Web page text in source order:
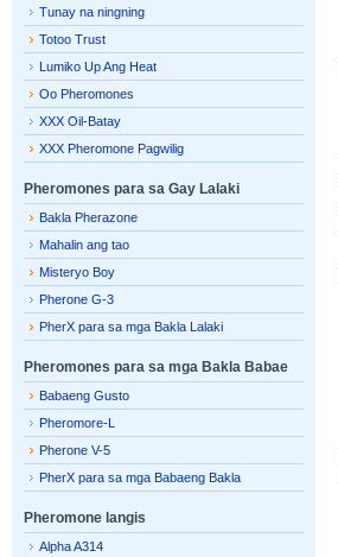
Tunay na ningning
Totoo Trust
Lumiko Up Ang Heat
Oo Pheromones
XXX Oil-Batay
XXX Pheromone Pagwilig
Pheromones para sa Gay Lalaki
Bakla Pherazone
Mahalin ang tao
Misteryo Boy
Pherone G-3
PherX para sa mga Bakla Lalaki
Pheromones para sa mga Bakla Babae
Babaeng Gusto
Pheromore-L
Pherone V-5
PherX para sa mga Babaeng Bakla
Pheromone langis
Alpha A314